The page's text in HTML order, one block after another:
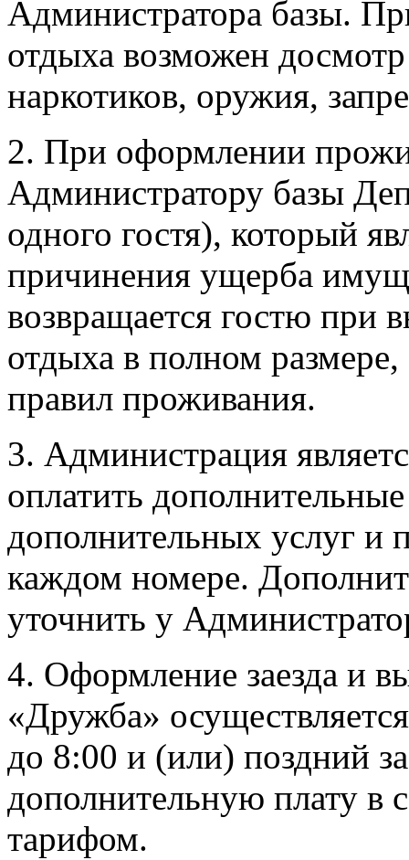
Администратора базы.
отдыха возможен
наркотиков, оружия,
2. При оформлении
Администратору базы
одного гостя), который
причинения ущерба
возвращается гостю при
отдыха в полном
правил проживания.
3. Администрация
оплатить
дополнительных услуг и
каждом номере.
уточнить у
4. Оформление заезда и
«Дружба»
до 8:00 и (или) поздний
дополнительную плату в
тарифом.